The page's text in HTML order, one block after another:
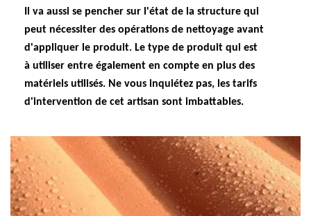
Il va aussi se pencher sur l'état de la structure qui
peut nécessiter des opérations de nettoyage avant
d'appliquer le produit. Le type de produit qui est
à utiliser entre également en compte en plus des
matériels utilisés. Ne vous inquiétez pas, les tarifs
d'intervention de cet artisan sont imbattables.